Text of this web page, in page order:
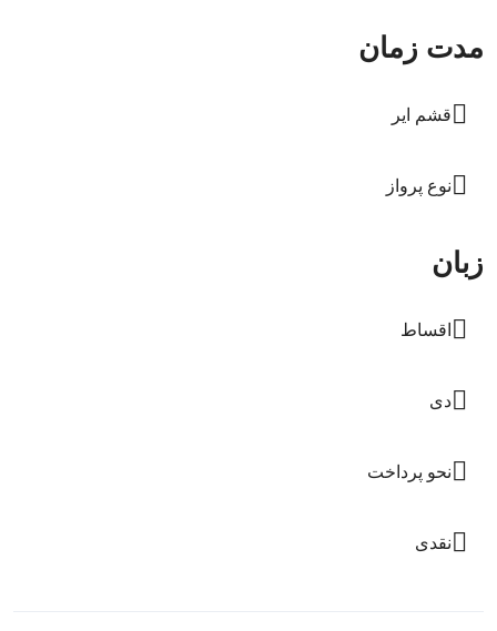
مدت زمان
قشم ایر
نوع پرواز
زبان
اقساط
دی
نحو پرداخت
نقدی